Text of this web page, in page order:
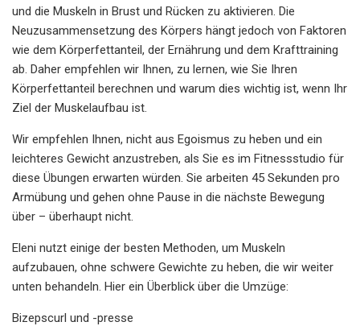
und die Muskeln in Brust und Rücken zu aktivieren. Die
Neuzusammensetzung des Körpers hängt jedoch von Faktoren
wie dem Körperfettanteil, der Ernährung und dem Krafttraining
ab. Daher empfehlen wir Ihnen, zu lernen, wie Sie Ihren
Körperfettanteil berechnen und warum dies wichtig ist, wenn Ihr
Ziel der Muskelaufbau ist.
Wir empfehlen Ihnen, nicht aus Egoismus zu heben und ein
leichteres Gewicht anzustreben, als Sie es im Fitnessstudio für
diese Übungen erwarten würden. Sie arbeiten 45 Sekunden pro
Armübung und gehen ohne Pause in die nächste Bewegung
über – überhaupt nicht.
Eleni nutzt einige der besten Methoden, um Muskeln
aufzubauen, ohne schwere Gewichte zu heben, die wir weiter
unten behandeln. Hier ein Überblick über die Umzüge:
Bizepscurl und -presse